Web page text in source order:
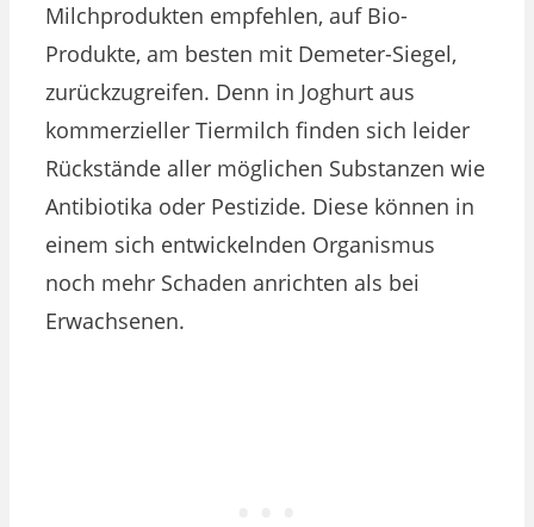
Milchprodukten empfehlen, auf Bio-
Produkte, am besten mit Demeter-Siegel,
zurückzugreifen. Denn in Joghurt aus
kommerzieller Tiermilch finden sich leider
Rückstände aller möglichen Substanzen wie
Antibiotika oder Pestizide. Diese können in
einem sich entwickelnden Organismus
noch mehr Schaden anrichten als bei
Erwachsenen.